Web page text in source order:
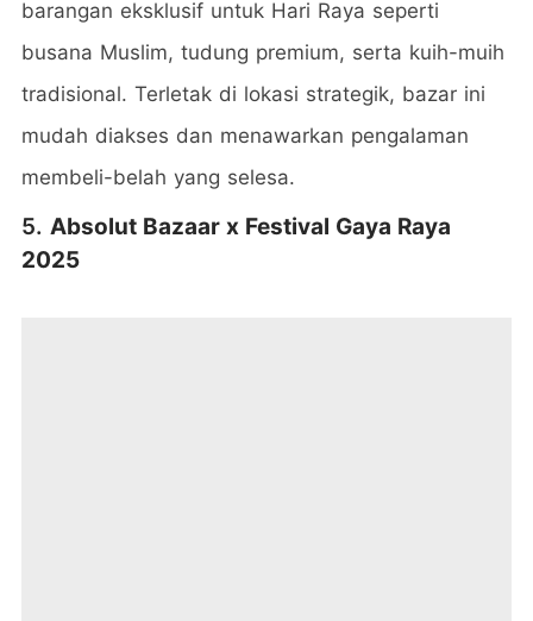
barangan eksklusif untuk Hari Raya seperti
busana Muslim, tudung premium, serta kuih-muih
tradisional. Terletak di lokasi strategik, bazar ini
mudah diakses dan menawarkan pengalaman
membeli-belah yang selesa.
5. Absolut Bazaar x Festival Gaya Raya
2025